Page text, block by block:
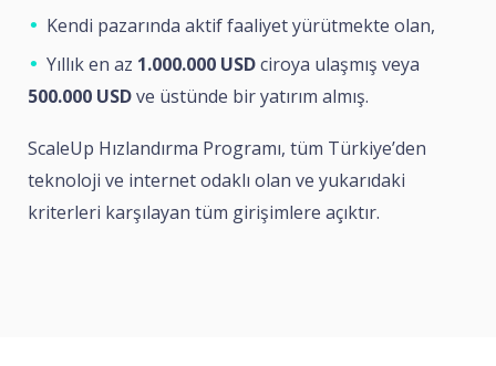
Kendi pazarında aktif faaliyet yürütmekte olan,
Yıllık en az 1.000.000 USDciroya ulaşmış veya
500.000 USDve üstünde bir yatırım almış.
ScaleUp Hızlandırma Programı, tüm Türkiye’den
teknoloji ve internet odaklı olan ve yukarıdaki
kriterleri karşılayan tüm girişimlere açıktır.